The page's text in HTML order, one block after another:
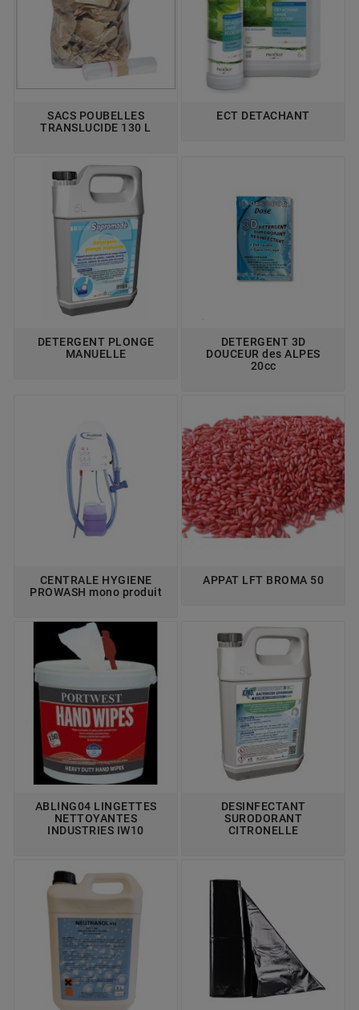
SACS POUBELLES
TRANSLUCIDE 130 L
ECT DETACHANT
DETERGENT PLONGE
MANUELLE
DETERGENT 3D
DOUCEUR des ALPES
20cc
CENTRALE HYGIENE
PROWASH mono produit
APPAT LFT BROMA 50
ABLING04 LINGETTES
NETTOYANTES
INDUSTRIES IW10
DESINFECTANT
SURODORANT
CITRONELLE